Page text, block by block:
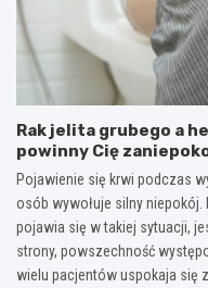
Rak jelita grubego a
powinny Cię
Pojawienie się krwi podczas
osób wywołuje silny
pojawia się w takiej sytuacji,
strony, powszechność
wielu pacjentów uspokaja się